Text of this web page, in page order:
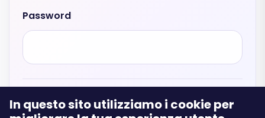
Password
In questo sito utilizziamo i cookie per